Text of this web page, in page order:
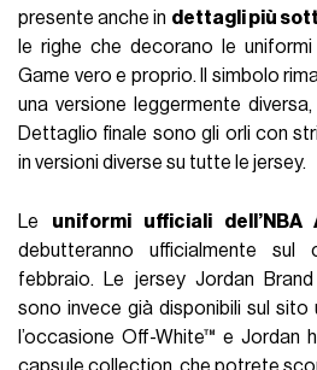
presente anche in dettagli più
le righe che decorano le uniformi
Game vero e proprio. Il simbolo
una versione leggermente
Dettaglio finale sono gli orli con
in versioni diverse su tutte le jersey.
Le uniformi ufficiali
debutteranno ufficialmente
febbraio. Le jersey Jordan
sono invece già disponibili sul sito
l’occasione Off-White™ e Jordan
capsule collection, che potrete